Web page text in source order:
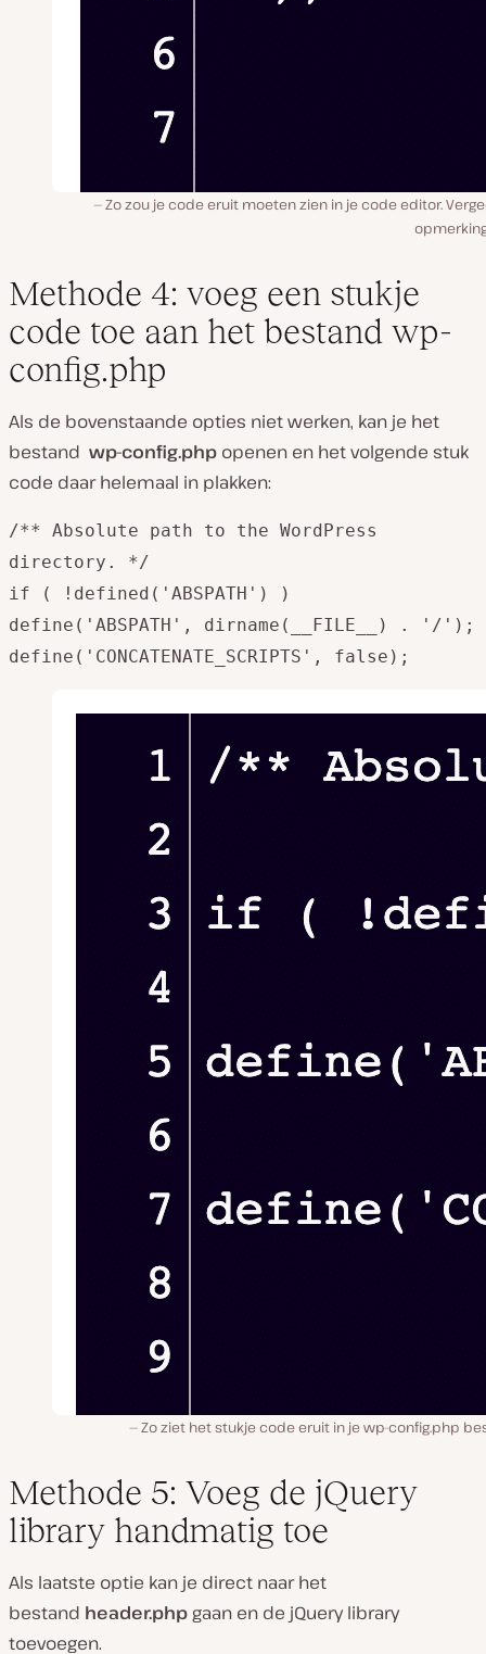
Zo zou je code eruit moeten zien in je code editor.
Methode 4: voeg een stukje
code toe aan het bestand wp-
config.php
Als de bovenstaande opties niet werken, kan je het
bestand wp-config.php openen en het volgende stuk
code daar helemaal in plakken:
/** Absolute path to the WordPress
directory. */
if ( !defined('ABSPATH') )
define('ABSPATH', dirname(__FILE__) . '/');
define('CONCATENATE_SCRIPTS', false);
Zo ziet het stukje code eruit in je wp-config.php
Methode 5: Voeg de jQuery
library handmatig toe
Als laatste optie kan je direct naar het
bestand header.php gaan en de jQuery library
toevoegen.